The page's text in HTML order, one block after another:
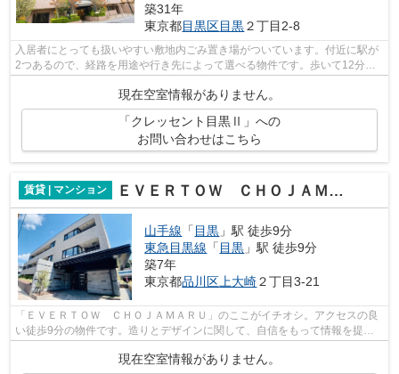
築31年
東京都目黒区目黒２丁目2-8
入居者にとっても扱いやすい敷地内ごみ置き場がついています。付近に駅が
2つあるので、経路を用途や行き先によって選べる物件です。歩いて12分ほ
どで目黒駅にアクセスできる、立地の良...
現在空室情報がありません。
「クレッセント目黒Ⅱ」への
お問い合わせはこちら
賃貸 | マンション ＥＶＥＲＴＯＷ ＣＨＯＪＡＭＡＲＵ
山手線 「 目黒 」駅 徒歩9分
東急目黒線 「 目黒 」駅 徒歩9分
築7年
東京都品川区上大崎２丁目3-21
「ＥＶＥＲＴＯＷ ＣＨＯＪＡＭＡＲＵ」のここがイチオシ。アクセスの良
い徒歩9分の物件です。造りとデザインに関して、自信をもって情報を提供
できるマンションです。こちらの物件に...
現在空室情報がありません。